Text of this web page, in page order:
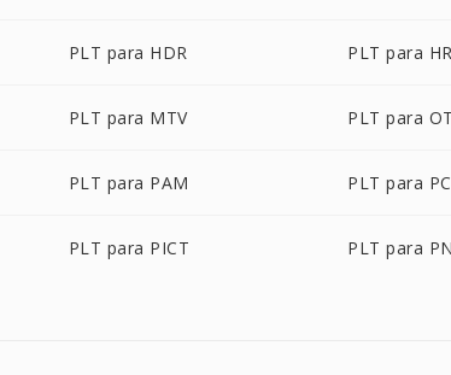
PLT para HDR PLT para
PLT para MTV PLT para
PLT para PAM PLT para
PLT para PICT PLT para